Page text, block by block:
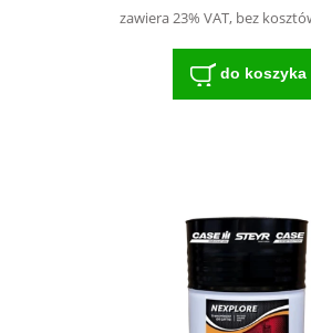
zawiera 23% VAT, bez
do koszyka